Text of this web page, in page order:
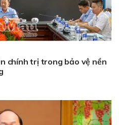
chính trị trong bảo vệ nền